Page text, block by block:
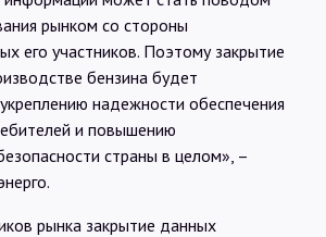
рынком со стороны
его участников. Поэтому закрытие
бензина будет
надежности обеспечения
и повышению
страны в целом», –
рынка закрытие данных